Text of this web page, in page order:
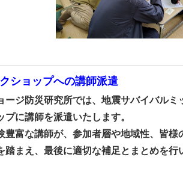
ショップへの講師派遣
防災研究所では、地震サバイバルミ
に講師を派遣いたします。
な講師が、参加者層や地域性、皆様
まえ、最後に適切な補足とまとめを行